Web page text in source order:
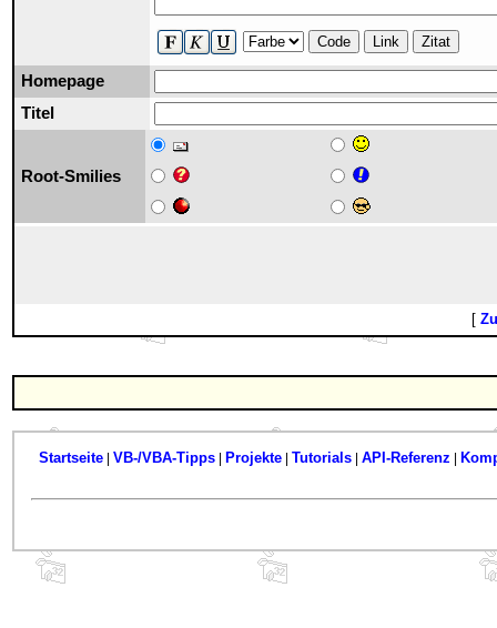
Code Link Zitat
Homepage
Titel
Root-Smilies
[
Startseite| VB-/VBA-Tipps| Projekte| Tutorials| API-Referenz